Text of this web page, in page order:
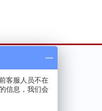
客服人员不在
信息，我们会